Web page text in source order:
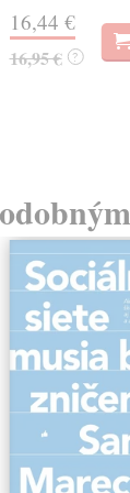
16,44 €
16,95 € ?